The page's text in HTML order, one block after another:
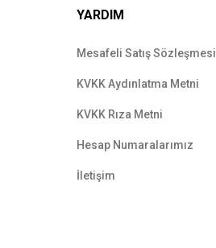
YARDIM
Mesafeli Satış Sözleşmesi
KVKK Aydınlatma Metni
KVKK Rıza Metni
Hesap Numaralarımız
İletişim